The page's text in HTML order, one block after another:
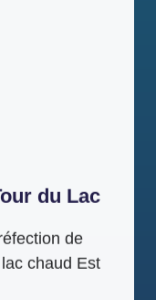
de
chaud Est